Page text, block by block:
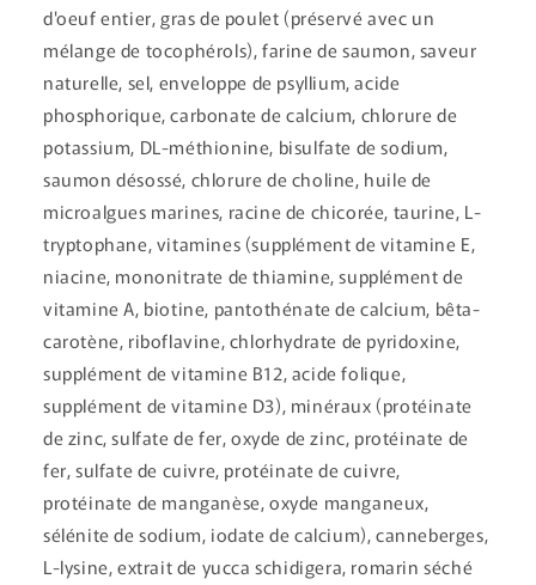
d'oeuf entier, gras de poulet (préservé avec un
mélange de tocophérols), farine de saumon, saveur
naturelle, sel, enveloppe de psyllium, acide
phosphorique, carbonate de calcium, chlorure de
potassium, DL-méthionine, bisulfate de sodium,
saumon désossé, chlorure de choline, huile de
microalgues marines, racine de chicorée, taurine, L-
tryptophane, vitamines (supplément de vitamine E,
niacine, mononitrate de thiamine, supplément de
vitamine A, biotine, pantothénate de calcium, bêta-
carotène, riboflavine, chlorhydrate de pyridoxine,
supplément de vitamine B12, acide folique,
supplément de vitamine D3), minéraux (protéinate
de zinc, sulfate de fer, oxyde de zinc, protéinate de
fer, sulfate de cuivre, protéinate de cuivre,
protéinate de manganèse, oxyde manganeux,
sélénite de sodium, iodate de calcium), canneberges,
L-lysine, extrait de yucca schidigera, romarin séché